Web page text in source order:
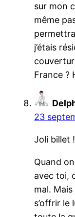
sur mon
même
j’étais
France ?
23
Joli billet !
Quand
avec toi,
mal.
s’offrir le